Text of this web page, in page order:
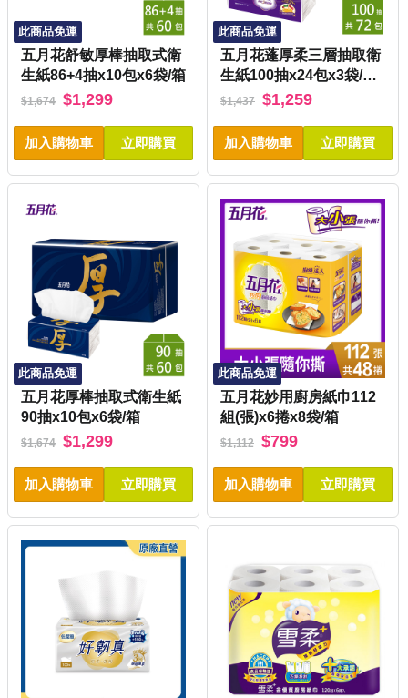
此商品免運
五月花舒敏厚棒抽取式衛
生紙86+4抽x10包x6袋/箱
$1,674 $1,299
加入購物車 立即購買
此商品免運
五月花蓬厚柔三層抽取衛
生紙100抽x24包x3袋/箱-
玫瑰果油
$1,437 $1,259
加入購物車 立即購買
此商品免運
五月花厚棒抽取式衛生紙
90抽x10包x6袋/箱
$1,674 $1,299
加入購物車 立即購買
此商品免運
五月花妙用廚房紙巾112
組(張)x6捲x8袋/箱
$1,112 $799
加入購物車 立即購買